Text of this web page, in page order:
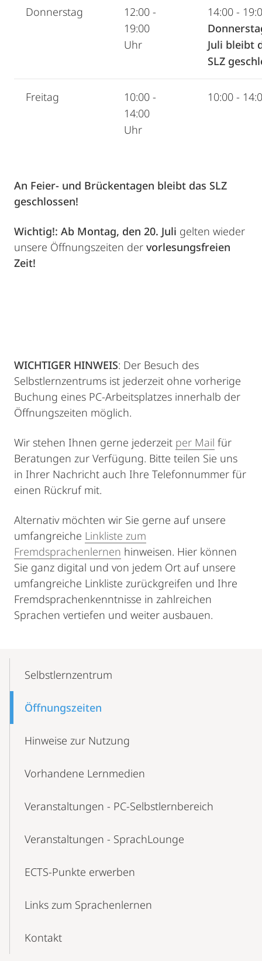
Donnerstag
12:00 -
19:00
Uhr
14:00 -
Juli bleibt
SLZ
Freitag
10:00 -
14:00
Uhr
10:00 -
An Feier- und Brückentagen bleibt das SLZ
geschlossen!
Wichtig!: Ab Montag, den 20. Juli gelten wieder
unsere Öffnungszeiten der vorlesungsfreien
Zeit!
WICHTIGER HINWEIS: Der Besuch des
Selbstlernzentrums ist jederzeit ohne vorherige
Buchung eines PC-Arbeitsplatzes innerhalb der
Öffnungszeiten möglich.
Wir stehen Ihnen gerne jederzeit per Mail für
Beratungen zur Verfügung. Bitte teilen Sie uns
in Ihrer Nachricht auch Ihre Telefonnummer für
einen Rückruf mit.
Alternativ möchten wir Sie gerne auf unsere
umfangreiche Linkliste zum
Fremdsprachenlernen hinweisen. Hier können
Sie ganz digital und von jedem Ort auf unsere
umfangreiche Linkliste zurückgreifen und Ihre
Fremdsprachenkenntnisse in zahlreichen
Sprachen vertiefen und weiter ausbauen.
NavigationSelbstlernzentrum
Öffnungszeiten
Hinweise zur Nutzung
Vorhandene Lernmedien
Veranstaltungen - PC-Selbstlernbereich
Veranstaltungen - SprachLounge
ECTS-Punkte erwerben
Links zum Sprachenlernen
Kontakt